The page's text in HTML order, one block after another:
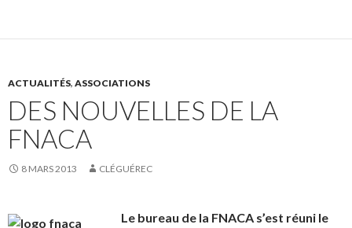
ACTUALITÉS, ASSOCIATIONS
DES NOUVELLES DE LA
FNACA
8 MARS 2013 CLÉGUÉREC
Le bureau de la FNACA s’est réuni le